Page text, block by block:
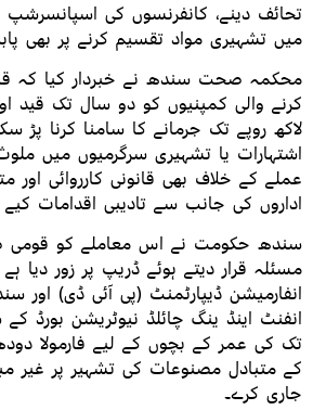
تحائف دینے، کانفرنسوں کی
میں تشہیری مواد تقسیم کرنے پر بھی
محکمہ صحت سندھ نے خبردار کیا کہ
لاکھ روپے تک جرمانے کا سامنا کرنا پڑ
اشتہارات یا تشہیری سرگرمیوں میں
عملے کے خلاف بھی قانونی کارروائی اور
اداروں کی جانب سے تادیبی اقدامات
سندھ حکومت نے اس معاملے کو
مسئلہ قرار دیتے ہوئے ڈریپ پر زور دیا
انفارمیشن ڈیپارٹمنٹ (پی آئی ڈی) اور
انفنٹ اینڈ ینگ چائلڈ نیوٹریشن بورڈ
تک کی عمر کے بچوں کے لیے فارمولا
کے متبادل مصنوعات کی تشہیر پر غیر
جاری کرے۔